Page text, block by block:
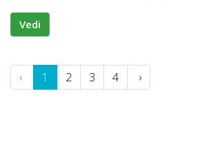
Vedi
‹ 1 2 3 4 ›